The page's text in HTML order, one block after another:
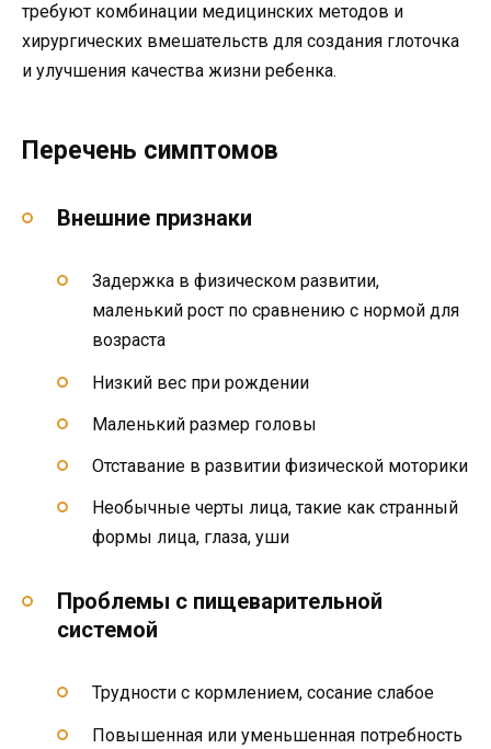
требуют комбинации медицинских методов и
хирургических вмешательств для создания глоточка
и улучшения качества жизни ребенка.
Перечень симптомов
Внешние признаки
Задержка в физическом развитии,
маленький рост по сравнению с нормой для
возраста
Низкий вес при рождении
Маленький размер головы
Отставание в развитии физической моторики
Необычные черты лица, такие как странный
формы лица, глаза, уши
Проблемы с пищеварительной
системой
Трудности с кормлением, сосание слабое
Повышенная или уменьшенная потребность